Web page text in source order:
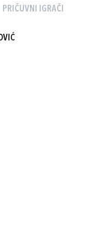
PRIČUVNI IGRAČI